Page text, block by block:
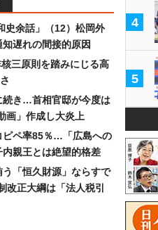
史余話」（12）松岡外
遅れの間接的原因
三原則を踏みにじる高
続き…首相官邸が今度は
画」作成し大炎上
ピペ率85％…「広島への
親王とは絶望的格差
「恒久財源」ならすで
改正大綱は「法人税引
4
5